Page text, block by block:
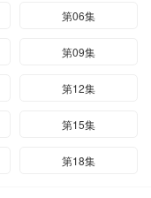
第06集
第09集
第12集
第15集
第18集